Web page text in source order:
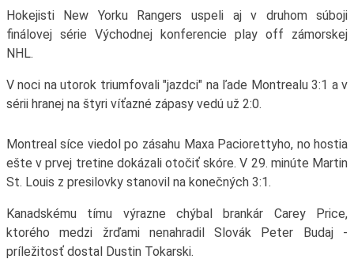
Hokejisti New Yorku Rangers uspeli aj v druhom súboji
finálovej série Východnej konferencie play off zámorskej
NHL.
V noci na utorok triumfovali "jazdci" na ľade Montrealu 3:1 a v
sérii hranej na štyri víťazné zápasy vedú už 2:0.
Montreal síce viedol po zásahu Maxa Paciorettyho, no hostia
ešte v prvej tretine dokázali otočiť skóre. V 29. minúte Martin
St. Louis z presilovky stanovil na konečných 3:1.
Kanadskému tímu výrazne chýbal brankár Carey Price,
ktorého medzi žrďami nenahradil Slovák Peter Budaj -
príležitosť dostal Dustin Tokarski.